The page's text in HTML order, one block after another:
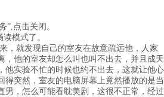
”,点击关闭。
模式了。
，就发现自己的室友在故意疏远他，人家
，他的室友却怎么叫也叫不出去，并且成天
他实验不忙的时候也约不出去，这就让他心
得突然，室友的电脑屏幕上竟然播放的是当
男，怎么可能看耽美剧，这很不正常，经过